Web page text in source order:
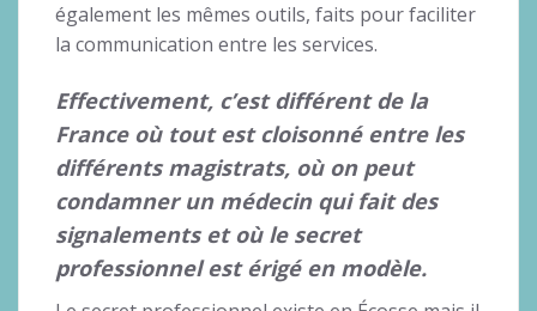
également les mêmes outils, faits pour faciliter
la communication entre les services.
Effectivement, c’est différent de la
France où tout est cloisonné entre les
différents magistrats, où on peut
condamner un médecin qui fait des
signalements et où le secret
professionnel est érigé en modèle.